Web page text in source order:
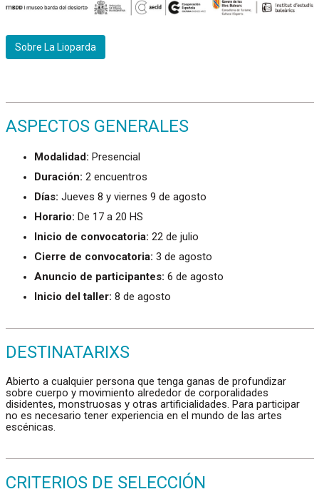
Sobre La Lioparda
ASPECTOS GENERALES
Modalidad: Presencial
Duración: 2 encuentros
Días: Jueves 8 y viernes 9 de agosto
Horario: De 17 a 20 HS
Inicio de convocatoria: 22 de julio
Cierre de convocatoria: 3 de agosto
Anuncio de participantes: 6 de agosto
Inicio del taller: 8 de agosto
DESTINATARIXS
Abierto a cualquier persona que tenga ganas de profundizar
sobre cuerpo y movimiento alrededor de corporalidades
disidentes, monstruosas y otras artificialidades. Para participar
no es necesario tener experiencia en el mundo de las artes
escénicas.
CRITERIOS DE SELECCIÓN